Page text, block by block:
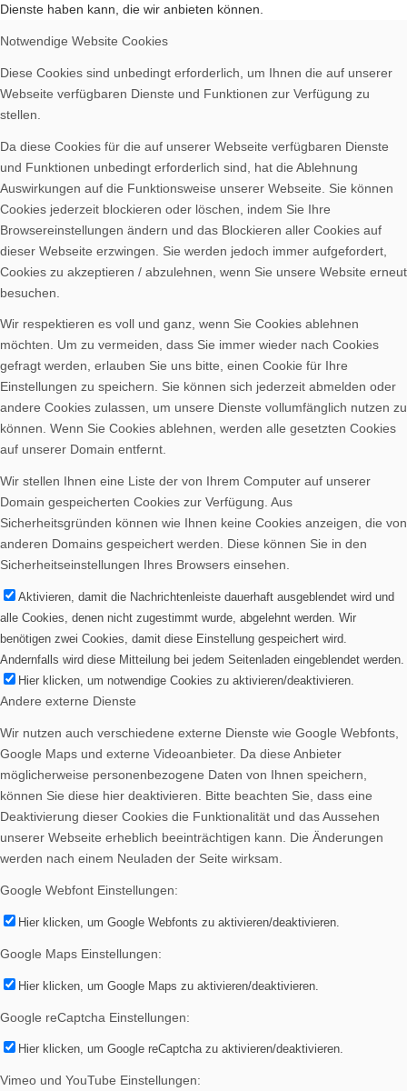
Berichte
Bilder BSA
Downloads
Spenden
Vereinsheim mieten
Menü
Dienste haben kann, die wir anbieten können.
Notwendige Website Cookies
Diese Cookies sind unbedingt erforderlich, um Ihnen die auf unserer
Webseite verfügbaren Dienste und Funktionen zur Verfügung zu
stellen.
Da diese Cookies für die auf unserer Webseite verfügbaren Dienste
und Funktionen unbedingt erforderlich sind, hat die Ablehnung
Auswirkungen auf die Funktionsweise unserer Webseite. Sie können
Cookies jederzeit blockieren oder löschen, indem Sie Ihre
Browsereinstellungen ändern und das Blockieren aller Cookies auf
dieser Webseite erzwingen. Sie werden jedoch immer aufgefordert,
Cookies zu akzeptieren / abzulehnen, wenn Sie unsere Website erneut
besuchen.
Wir respektieren es voll und ganz, wenn Sie Cookies ablehnen
möchten. Um zu vermeiden, dass Sie immer wieder nach Cookies
gefragt werden, erlauben Sie uns bitte, einen Cookie für Ihre
Einstellungen zu speichern. Sie können sich jederzeit abmelden oder
andere Cookies zulassen, um unsere Dienste vollumfänglich nutzen zu
können. Wenn Sie Cookies ablehnen, werden alle gesetzten Cookies
auf unserer Domain entfernt.
Wir stellen Ihnen eine Liste der von Ihrem Computer auf unserer
Domain gespeicherten Cookies zur Verfügung. Aus
Sicherheitsgründen können wie Ihnen keine Cookies anzeigen, die von
anderen Domains gespeichert werden. Diese können Sie in den
Sicherheitseinstellungen Ihres Browsers einsehen.
Aktivieren, damit die Nachrichtenleiste dauerhaft ausgeblendet wird und
alle Cookies, denen nicht zugestimmt wurde, abgelehnt werden. Wir
benötigen zwei Cookies, damit diese Einstellung gespeichert wird.
Andernfalls wird diese Mitteilung bei jedem Seitenladen eingeblendet werden.
Hier klicken, um notwendige Cookies zu aktivieren/deaktivieren.
Andere externe Dienste
Wir nutzen auch verschiedene externe Dienste wie Google Webfonts,
Google Maps und externe Videoanbieter. Da diese Anbieter
möglicherweise personenbezogene Daten von Ihnen speichern,
können Sie diese hier deaktivieren. Bitte beachten Sie, dass eine
Deaktivierung dieser Cookies die Funktionalität und das Aussehen
unserer Webseite erheblich beeinträchtigen kann. Die Änderungen
werden nach einem Neuladen der Seite wirksam.
Google Webfont Einstellungen:
Hier klicken, um Google Webfonts zu aktivieren/deaktivieren.
Google Maps Einstellungen:
Hier klicken, um Google Maps zu aktivieren/deaktivieren.
Google reCaptcha Einstellungen:
Hier klicken, um Google reCaptcha zu aktivieren/deaktivieren.
Vimeo und YouTube Einstellungen: